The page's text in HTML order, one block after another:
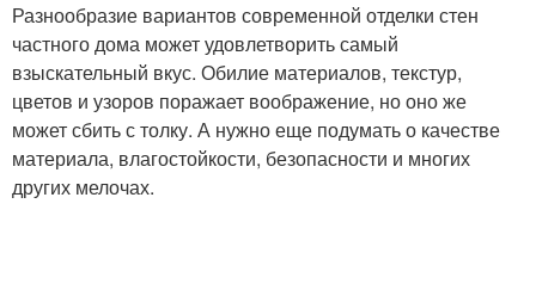
Разнообразие вариантов современной отделки стен
частного дома может удовлетворить самый
взыскательный вкус. Обилие материалов, текстур,
цветов и узоров поражает воображение, но оно же
может сбить с толку. А нужно еще подумать о качестве
материала, влагостойкости, безопасности и многих
других мелочах.